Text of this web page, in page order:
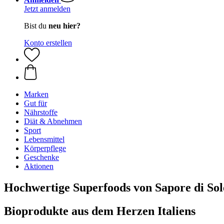
Jetzt anmelden
Bist du neu hier?
Konto erstellen
Marken
Gut für
Nährstoffe
Diät & Abnehmen
Sport
Lebensmittel
Körperpflege
Geschenke
Aktionen
Hochwertige Superfoods von Sapore di
Bioprodukte aus dem Herzen Italiens